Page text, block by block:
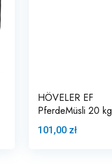
HÖVELER EF
PferdeMüsli 20 kg
101,00 zł